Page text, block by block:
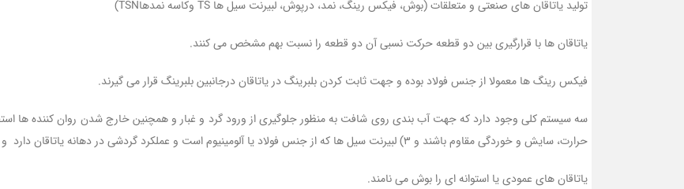
تولید یاتاقان های صنعتی و متعلقات (بوش، فیکس رینگ، نمد، درپوش، لبیرنت سیل ها TS وکاسه نمدهاTSN)
یاتاقان ها با قرارگیری بین دو قطعه حرکت نسبی آن دو قطعه را نسبت بهم مشخص می کنند.
فیکس رینگ ها معمولا از جنس فولاد بوده و جهت ثابت کردن بلبرینگ در یاتاقان درجانبین بلبرینگ قرار می گیرند.
حرارت، سایش و خوردگی مقاوم باشند و 3) لبیرنت سیل ها که از جنس فولاد یا آلومینیوم است و عملکرد گردشی در دهانه یاتاقان دارد و اغلب هم به صورت شانه ای قرار داده می شود.
یاتاقان های عمودی یا استوانه ای را بوش می نامند.